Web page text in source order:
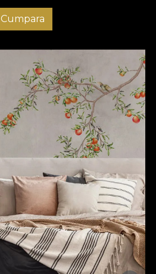
Cumpara